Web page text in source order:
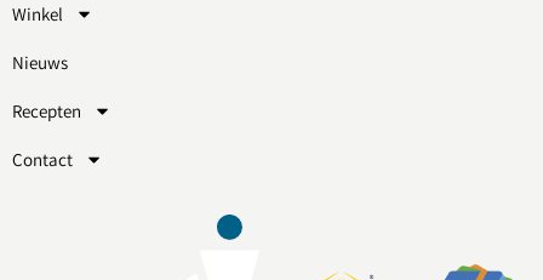
Winkel
Nieuws
Recepten
Contact